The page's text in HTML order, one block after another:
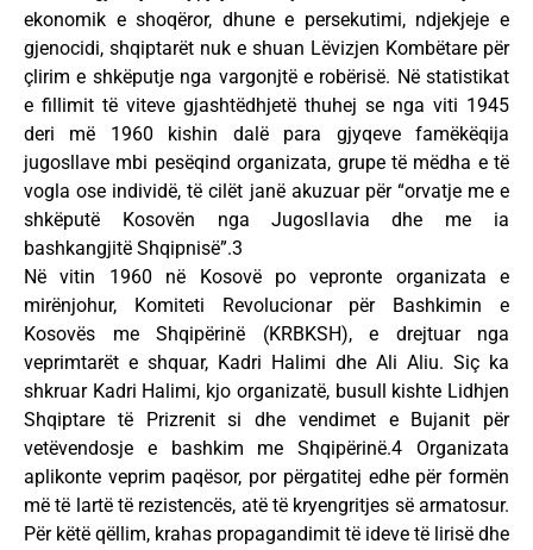
ekonomik e shoqëror, dhune e persekutimi, ndjekjeje e
gjenocidi, shqiptarët nuk e shuan Lëvizjen Kombëtare për
çlirim e shkëputje nga vargonjtë e robërisë. Në statistikat
e fillimit të viteve gjashtëdhjetë thuhej se nga viti 1945
deri më 1960 kishin dalë para gjyqeve famëkëqija
jugosllave mbi pesëqind organizata, grupe të mëdha e të
vogla ose individë, të cilët janë akuzuar për “orvatje me e
shkëputë Kosovën nga Jugosllavia dhe me ia
bashkangjitë Shqipnisë”.3
Në vitin 1960 në Kosovë po vepronte organizata e
mirënjohur, Komiteti Revolucionar për Bashkimin e
Kosovës me Shqipërinë (KRBKSH), e drejtuar nga
veprimtarët e shquar, Kadri Halimi dhe Ali Aliu. Siç ka
shkruar Kadri Halimi, kjo organizatë, busull kishte Lidhjen
Shqiptare të Prizrenit si dhe vendimet e Bujanit për
vetëvendosje e bashkim me Shqipërinë.4 Organizata
aplikonte veprim paqësor, por përgatitej edhe për formën
më të lartë të rezistencës, atë të kryengritjes së armatosur.
Për këtë qëllim, krahas propagandimit të ideve të lirisë dhe